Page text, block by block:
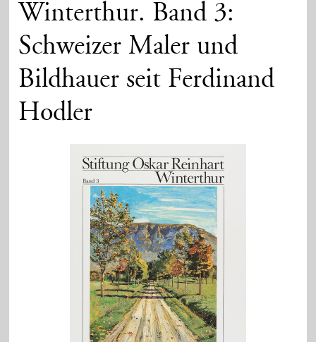
Winterthur. Band 3:
Schweizer Maler und
Bildhauer seit Ferdinand
Hodler